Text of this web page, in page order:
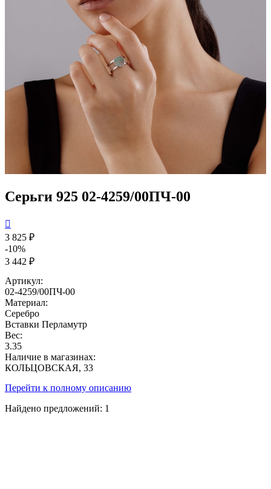
Серьги 925 02-4259/00ПЧ-00

3 825 ₽
-10%
3 442 ₽
Артикул:
02-4259/00ПЧ-00
Материал:
Серебро
Вставки Перламутр
Вес:
3.35
Наличие в магазинах:
КОЛЬЦОВСКАЯ, 33
Перейти к полному описанию
Найдено предложений: 1